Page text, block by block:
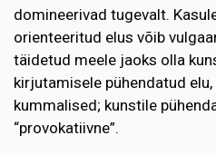
domineerivad tugevalt.
orienteeritud elus võib
täidetud meele jaoks olla
kirjutamisele pühendatud
kummalised; kunstile
“provokatiivne”.